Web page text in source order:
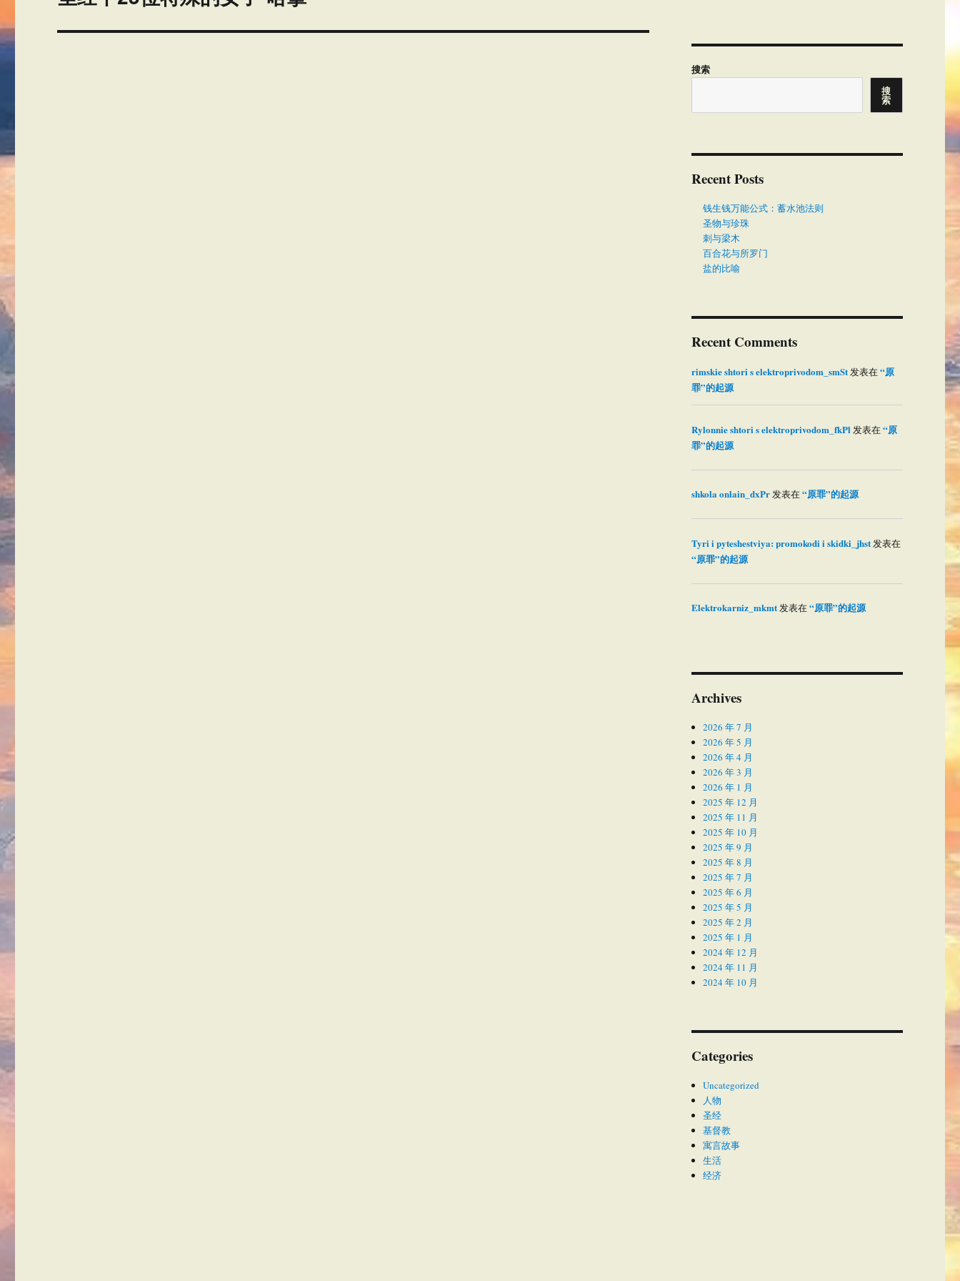
文
搜索
搜
索
Recent Posts
钱生钱万能公式：蓄水池法则
圣物与珍珠
刺与梁木
百合花与所罗门
盐的比喻
Recent Comments
rimskie shtori s elektroprivodom_smSt发表在“原
罪”的起源
Rylonnie shtori s elektroprivodom_fkPl发表在“原
罪”的起源
shkola onlain_dxPr发表在“原罪”的起源
Tyri i pyteshestviya: promokodi i skidki_jhst发表在
“原罪”的起源
Elektrokarniz_mkmt发表在“原罪”的起源
Archives
2026 年 7 月
2026 年 5 月
2026 年 4 月
2026 年 3 月
2026 年 1 月
2025 年 12 月
2025 年 11 月
2025 年 10 月
2025 年 9 月
2025 年 8 月
2025 年 7 月
2025 年 6 月
2025 年 5 月
2025 年 2 月
2025 年 1 月
2024 年 12 月
2024 年 11 月
2024 年 10 月
Categories
Uncategorized
人物
圣经
基督教
寓言故事
生活
经济